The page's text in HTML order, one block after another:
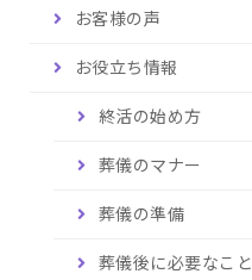
お客様の声
お役立ち情報
終活の始め方
葬儀のマナー
葬儀の準備
葬儀後に必要なこと